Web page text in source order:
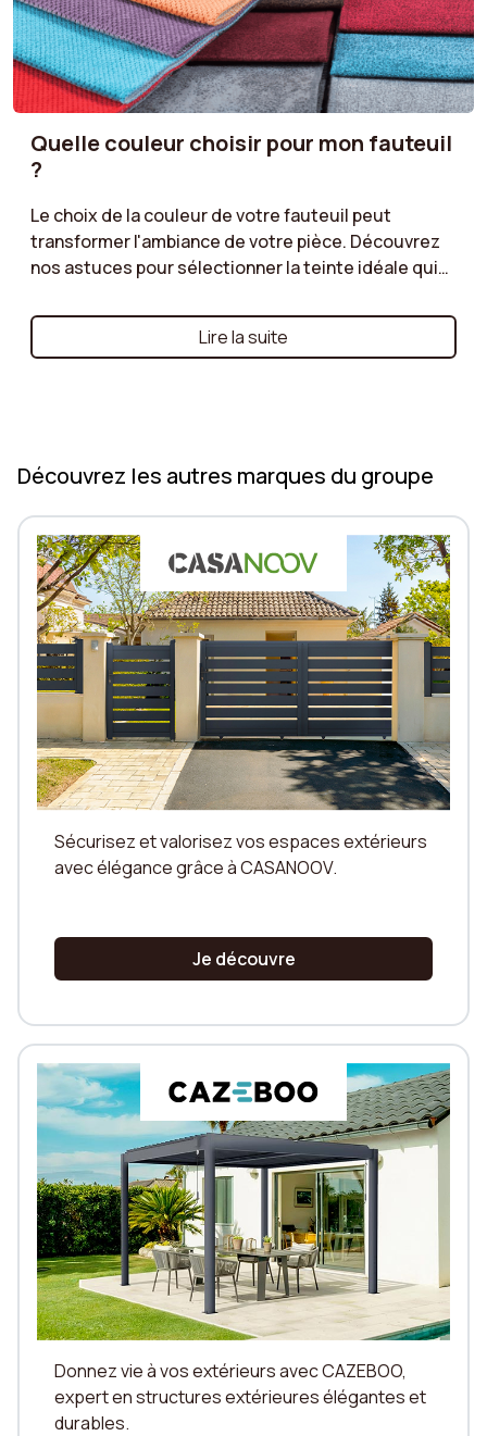
Quelle couleur choisir pour mon fauteuil
?
Le choix de la couleur de votre fauteuil peut
transformer l'ambiance de votre pièce. Découvrez
nos astuces pour sélectionner la teinte idéale qui
en ajoutant une touche élégante. Couleurs neutres
pour une atmosphère apaisante, tons vifs pour un
harmonieusement dans votre espace ou qui
Lire la suite
Découvrez les autres marques du groupe
Sécurisez et valorisez vos espaces extérieurs
avec élégance grâce à CASANOOV.
Je découvre
Donnez vie à vos extérieurs avec CAZEBOO,
expert en structures extérieures élégantes et
durables.